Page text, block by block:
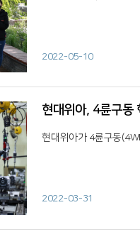
2022-05-10
현대위아, 4륜구동
현대위아가 4륜구동
2022-03-31